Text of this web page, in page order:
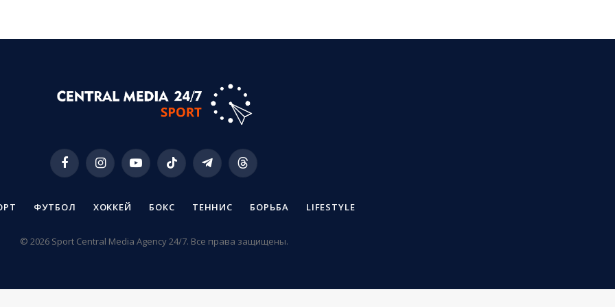
FacebookInstagramYouTubeTikTok TelegramThreads
ФУТБОЛ ХОККЕЙ БОКС ТЕННИС БОРЬБА LIFESTYLE
© 2026 Sport Central Media Agency 24/7. Все права защищены.